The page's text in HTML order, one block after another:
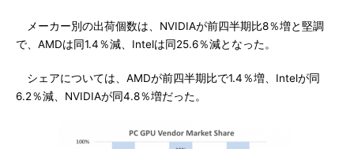
メーカー別の出荷個数は、NVIDIAが前四半期比8％増と堅調
で、AMDは同1.4％減、Intelは同25.6％減となった。
シェアについては、AMDが前四半期比で1.4％増、Intelが同
6.2％減、NVIDIAが同4.8％増だった。